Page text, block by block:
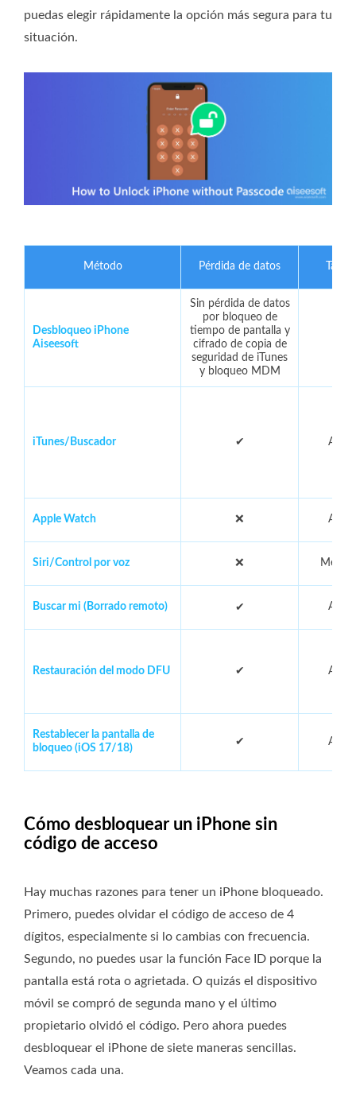
puedas elegir rápidamente la opción más segura para tu
situación.
Método Pérdida de datos Tasa
Desbloqueo iPhone
Aiseesoft
Sin pérdida de datos
por bloqueo de
tiempo de pantalla y
cifrado de copia de
seguridad de iTunes
y bloqueo MDM
iTunes/Buscador ✔
Apple Watch ❌
Siri/Control por voz ❌
Buscar mi (Borrado remoto) ✔
Restauración del modo DFU ✔
Restablecer la pantalla de
bloqueo (iOS 17/18)
✔
Cómo desbloquear un iPhone sin
código de acceso
Hay muchas razones para tener un iPhone bloqueado.
Primero, puedes olvidar el código de acceso de 4
dígitos, especialmente si lo cambias con frecuencia.
Segundo, no puedes usar la función Face ID porque la
pantalla está rota o agrietada. O quizás el dispositivo
móvil se compró de segunda mano y el último
propietario olvidó el código. Pero ahora puedes
desbloquear el iPhone de siete maneras sencillas.
Veamos cada una.